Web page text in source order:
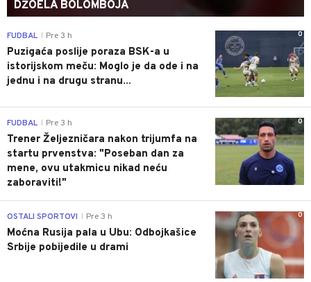
DŽOELA BOLOMBOJA
0
FUDBAL Pre 3 h
Puzigaća poslije poraza BSK-a u
istorijskom meču: Moglo je da ode i na
jednu i na drugu stranu...
0
FUDBAL Pre 3 h
Trener Željezničara nakon trijumfa na
startu prvenstva: "Poseban dan za
mene, ovu utakmicu nikad neću
zaboraviti!"
0
OSTALI SPORTOVI Pre 3 h
Moćna Rusija pala u Ubu: Odbojkašice
Srbije pobijedile u drami